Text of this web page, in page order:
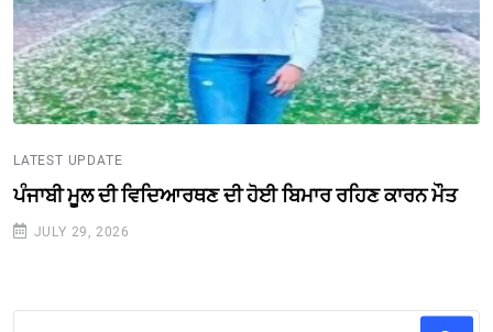
LATEST UPDATE
ਪੰਜਾਬੀ ਮੂਲ ਦੀ ਵਿਦਿਆਰਥਣ ਦੀ ਹੋਈ ਬਿਮਾਰ ਰਹਿਣ ਕਾਰਨ ਮੌਤ
JULY 29, 2026